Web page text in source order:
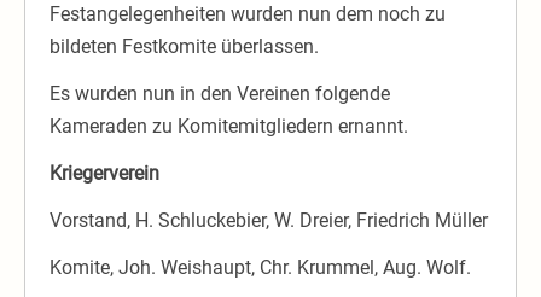
Festangelegenheiten wurden nun dem noch zu
bildeten Festkomite überlassen.
Es wurden nun in den Vereinen folgende
Kameraden zu Komitemitgliedern ernannt.
Kriegerverein
Vorstand, H. Schluckebier, W. Dreier, Friedrich Müller
Komite, Joh. Weishaupt, Chr. Krummel, Aug. Wolf.